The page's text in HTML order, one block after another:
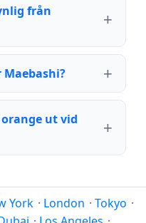
från
ut vid
York · London · Tokyo ·